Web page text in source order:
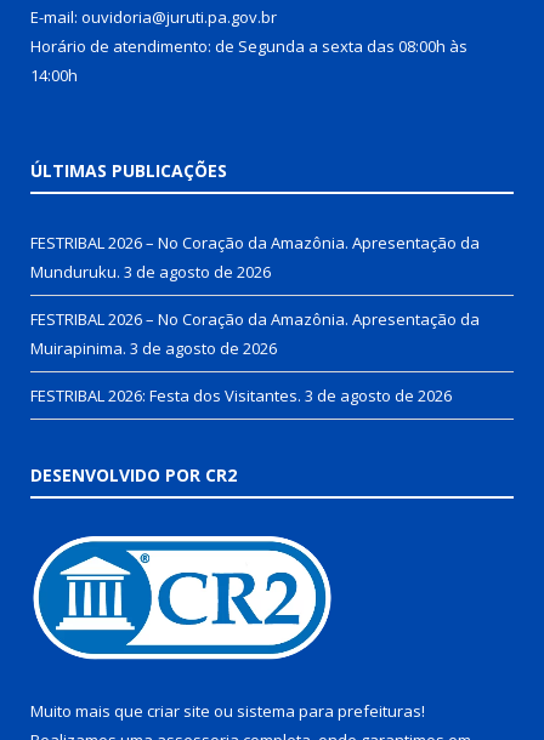
E-mail: ouvidoria@juruti.pa.gov.br
Horário de atendimento: de Segunda a sexta das 08:00h às
14:00h
ÚLTIMAS PUBLICAÇÕES
FESTRIBAL 2026 – No Coração da Amazônia. Apresentação da
Munduruku. 3 de agosto de 2026
FESTRIBAL 2026 – No Coração da Amazônia. Apresentação da
Muirapinima. 3 de agosto de 2026
FESTRIBAL 2026: Festa dos Visitantes. 3 de agosto de 2026
DESENVOLVIDO POR CR2
Muito mais que criar site ou sistema para prefeituras!